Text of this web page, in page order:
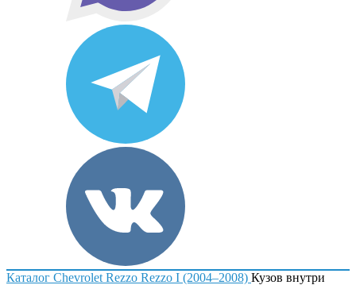
Каталог Chevrolet Rezzo Rezzo I (2004–2008) Кузов внутри